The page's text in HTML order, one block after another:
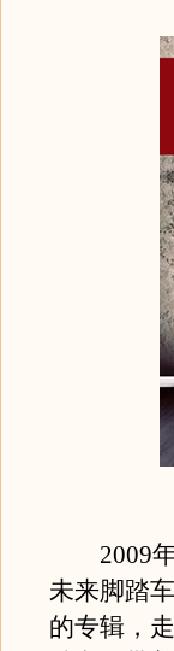
2009年4
未来脚踏
的专辑，